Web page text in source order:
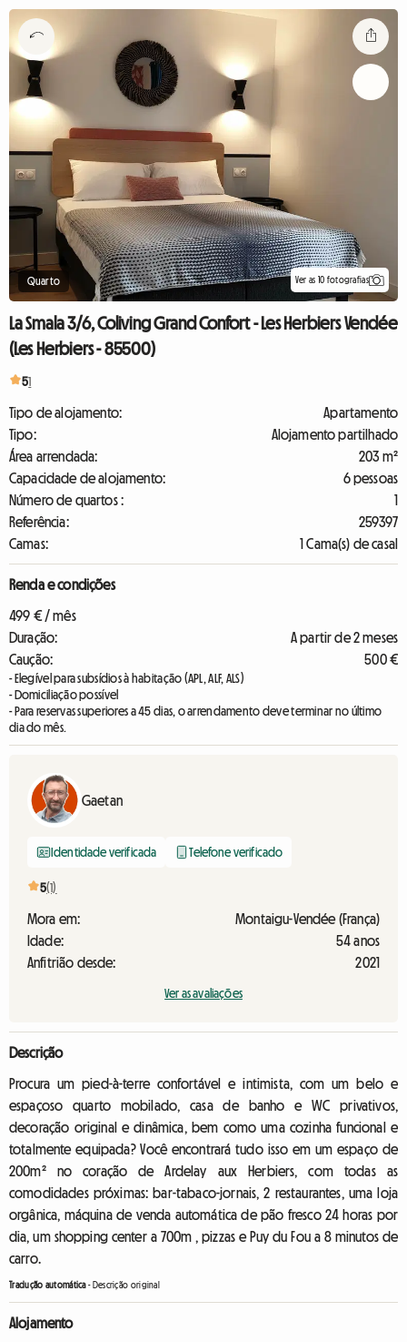
Quarto Ver as 10 fotografias
La Smala 3/6, Coliving Grand Confort - Les Herbiers Vendée
(Les Herbiers - 85500)
51
Tipo de alojamento:
Apartamento
Tipo:
Alojamento partilhado
Área arrendada:
203 m²
Capacidade de alojamento:
6 pessoas
Número de quartos :
1
Referência:
259397
Camas:
1 Cama(s) de casal
Renda e condições
499 € / mês
Duração:
A partir de 2 meses
Caução:
500 €
- Elegível para subsídios à habitação (APL, ALF, ALS)
- Domiciliação possível
- Para reservas superiores a 45 dias, o arrendamento deve terminar no último
dia do mês.
Gaetan
Identidade verificada Telefone verificado
5(1)
Mora em:
Montaigu-Vendée (França)
Idade:
54 anos
Anfitrião desde:
2021
Ver as avaliações
Descrição
Procura um pied-à-terre confortável e intimista, com um belo e
espaçoso quarto mobilado, casa de banho e WC privativos,
decoração original e dinâmica, bem como uma cozinha funcional e
totalmente equipada? Você encontrará tudo isso em um espaço de
200m² no coração de Ardelay aux Herbiers, com todas as
comodidades próximas: bar-tabaco-jornais, 2 restaurantes, uma loja
orgânica, máquina de venda automática de pão fresco 24 horas por
dia, um shopping center a 700m , pizzas e Puy du Fou a 8 minutos de
carro.
Tradução automática- Descrição original
Alojamento